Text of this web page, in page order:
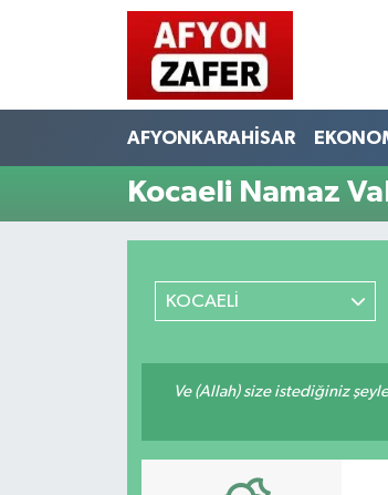
AFYONKARAHİSAR
Kocaeli Namaz
KOCAELİ
Ve (Allah) size istediğiniz